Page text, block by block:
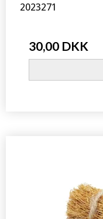
2023271
30,00 DKK